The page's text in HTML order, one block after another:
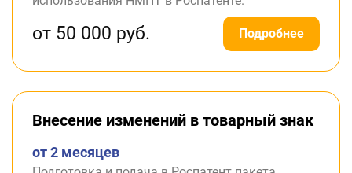
от 50 000 руб. Подробнее
Внесение изменений в товарный знак
от 2 месяцев